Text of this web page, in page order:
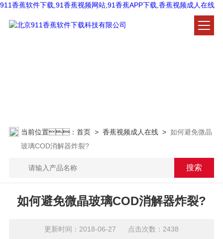
911香蕉软件下载,91香蕉视频网站,91香蕉APP下载,香蕉视频成人在线
当前位置： 首页> 香蕉视频成人在线> 如何避免微晶
玻璃COD消解器炸裂?
如何避免微晶玻璃COD消解器炸裂?
更新时间：2018-06-27 点击次数：2438